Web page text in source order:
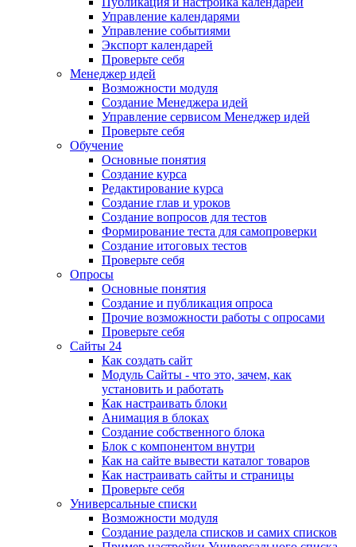
Управление календарями
Управление событиями
Экспорт календарей
Проверьте себя
Менеджер идей
Возможности модуля
Создание Менеджера идей
Управление сервисом Менеджер идей
Проверьте себя
Обучение
Основные понятия
Создание курса
Редактирование курса
Создание глав и уроков
Создание вопросов для тестов
Формирование теста для самопроверки
Создание итоговых тестов
Проверьте себя
Опросы
Основные понятия
Создание и публикация опроса
Прочие возможности работы с опросами
Проверьте себя
Сайты 24
Как создать сайт
Модуль Сайты - что это, зачем, как
установить и работать
Как настраивать блоки
Анимация в блоках
Создание собственного блока
Блок с компонентом внутри
Как на сайте вывести каталог товаров
Как настраивать сайты и страницы
Проверьте себя
Универсальные списки
Возможности модуля
Создание раздела списков и самих списков